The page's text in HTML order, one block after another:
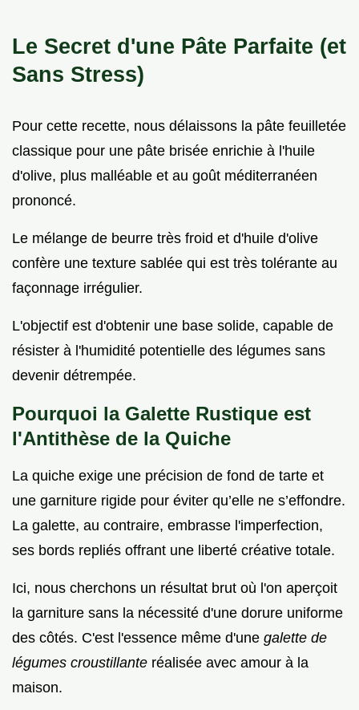
Le Secret d'une Pâte Parfaite (et
Sans Stress)
Pour cette recette, nous délaissons la pâte feuilletée
classique pour une pâte brisée enrichie à l'huile
d'olive, plus malléable et au goût méditerranéen
prononcé.
Le mélange de beurre très froid et d'huile d'olive
confère une texture sablée qui est très tolérante au
façonnage irrégulier.
L'objectif est d'obtenir une base solide, capable de
résister à l'humidité potentielle des légumes sans
devenir détrempée.
Pourquoi la Galette Rustique est
l'Antithèse de la Quiche
La quiche exige une précision de fond de tarte et
une garniture rigide pour éviter qu’elle ne s’effondre.
La galette, au contraire, embrasse l'imperfection,
ses bords repliés offrant une liberté créative totale.
Ici, nous cherchons un résultat brut où l'on aperçoit
la garniture sans la nécessité d'une dorure uniforme
des côtés. C'est l'essence même d'une galette de
légumes croustillante réalisée avec amour à la
maison.